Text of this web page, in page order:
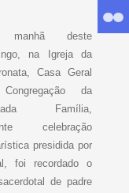
manhã deste
na Igreja da
Casa Geral
da
Família,
celebração
presidida por
foi recordado o
de padre